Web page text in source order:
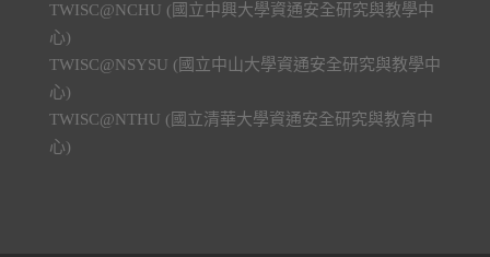
TWISC@NCHU (國立中興大學資通安全研究與教學中
心)
TWISC@NSYSU (國立中山大學資通安全研究與教學中
心)
TWISC@NTHU (國立清華大學資通安全研究與教育中
心)